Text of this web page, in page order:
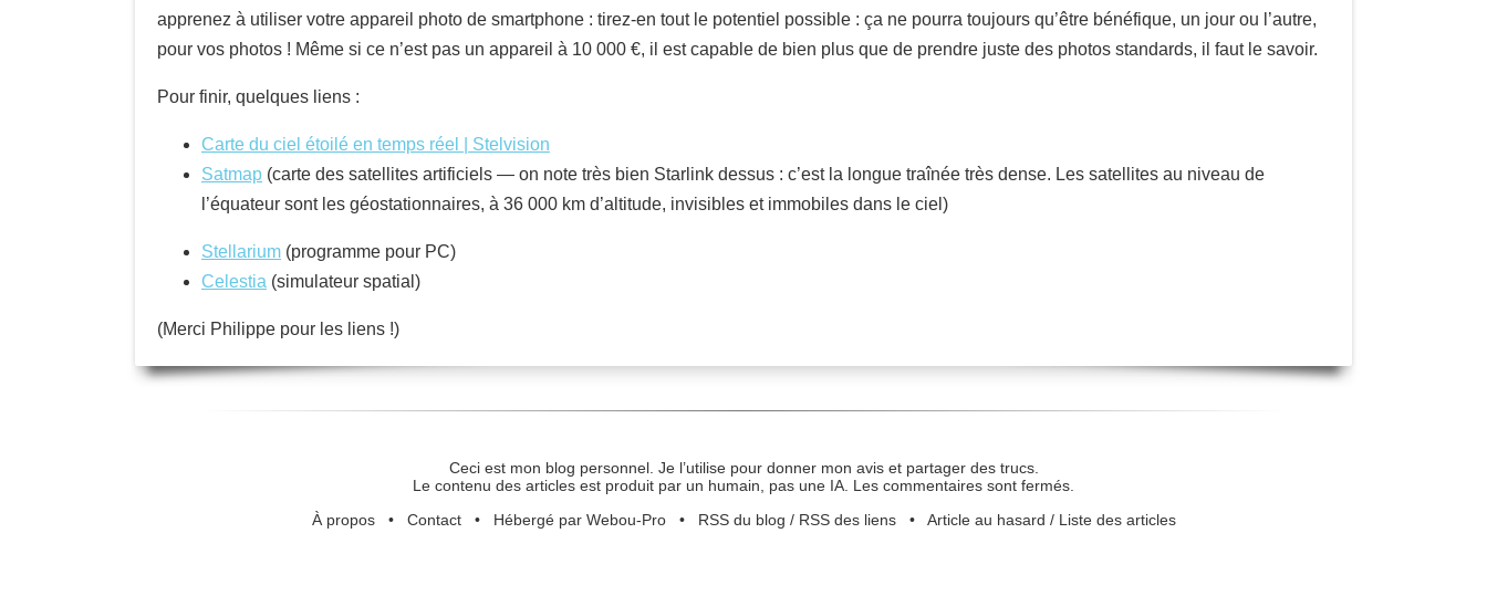
apprenez à utiliser votre appareil photo de smartphone : tirez-en tout le potentiel possible : ça ne pourra toujours qu’être bénéfique, un jour ou l’autre,
pour vos photos ! Même si ce n’est pas un appareil à 10 000 €, il est capable de bien plus que de prendre juste des photos standards, il faut le savoir.
Pour finir, quelques liens :
Carte du ciel étoilé en temps réel | Stelvision
Satmap (carte des satellites artificiels — on note très bien Starlink dessus : c’est la longue traînée très dense. Les satellites au niveau de
l’équateur sont les géostationnaires, à 36 000 km d’altitude, invisibles et immobiles dans le ciel)
Stellarium (programme pour PC)
Celestia (simulateur spatial)
(Merci Philippe pour les liens !)
Ceci est mon blog personnel. Je l’utilise pour donner mon avis et partager des trucs.
Le contenu des articles est produit par un humain, pas une IA. Les commentaires sont fermés.
À propos• Contact• Hébergé par Webou-Pro• RSS du blog / RSS des liens• Article au hasard / Liste des articles